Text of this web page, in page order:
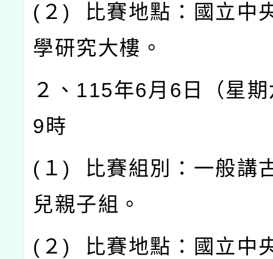
( ２)
比賽地點：國立中
學研究大樓。
２、 115年6月 6 日（星
9 時
( １)
比賽組別：一般講
兒親子組。
( ２)
比賽地點：國立中